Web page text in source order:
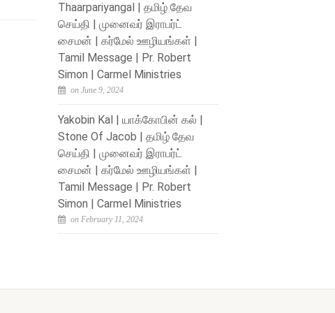
Thaarpariyangal | தமிழ் தேவ
செய்தி | முனைவர் இராபர்ட்
சைமன் | கர்மேல் ஊழியங்கள் |
Tamil Message | Pr. Robert
Simon | Carmel Ministries
on June 9, 2024
Yakobin Kal | யாக்கோபின் கல் |
Stone Of Jacob | தமிழ் தேவ
செய்தி | முனைவர் இராபர்ட்
சைமன் | கர்மேல் ஊழியங்கள் |
Tamil Message | Pr. Robert
Simon | Carmel Ministries
on February 11, 2024